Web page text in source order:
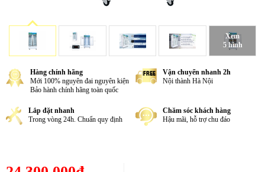
Xem
5 hình
Hàng chính hãng
Mới 100% nguyên đai nguyên kiện
Bảo hành chính hãng toàn quốc
Vận chuyển nhanh 2h
Nội thành Hà Nội
Lắp đặt nhanh
Trong vòng 24h. Chuẩn quy định
Chăm sóc khách hàng
Hậu mãi, hỗ trợ chu đáo